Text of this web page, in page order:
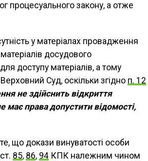
процесуального закону, а отже
у матеріалах провадження
досудового
доступу матеріалів, а тому
Суд, оскільки згідно п. 12
не здійснить відкриття
має права допустити відомості,
що докази винуватості особи
85, 86, 94 КПК належним чином